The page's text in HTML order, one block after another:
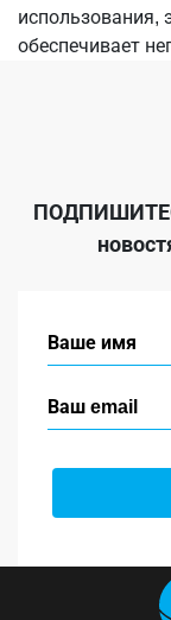
использования,
обеспечивает